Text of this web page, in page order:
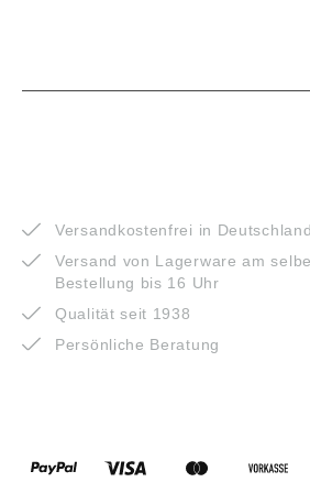
Versandkostenfrei in
Versand von Lagerware am
Bestellung bis 16 Uhr
Qualität seit 1938
Persönliche Beratung